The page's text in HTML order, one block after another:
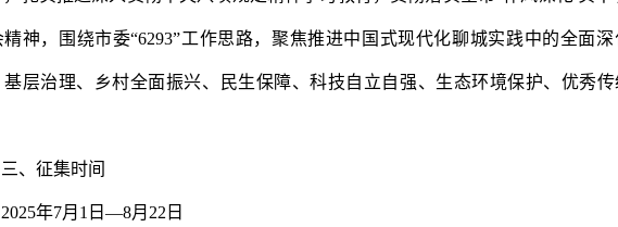
精神，围绕市委“6293”工作思路，聚焦推进中国式现代化聊城实践中的全面
基层治理、乡村全面振兴、民生保障、科技自立自强、生态环境保护、优秀
三、征集时间
2025年7月1日—8月 22 日